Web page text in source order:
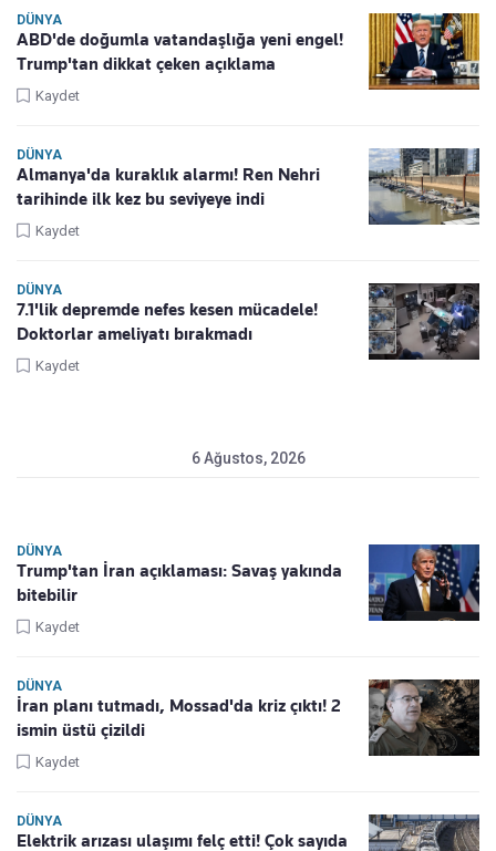
DÜNYA
ABD'de doğumla vatandaşlığa yeni engel!
Trump'tan dikkat çeken açıklama
Kaydet
DÜNYA
Almanya'da kuraklık alarmı! Ren Nehri
tarihinde ilk kez bu seviyeye indi
Kaydet
DÜNYA
7.1'lik depremde nefes kesen mücadele!
Doktorlar ameliyatı bırakmadı
Kaydet
6 Ağustos, 2026
DÜNYA
Trump'tan İran açıklaması: Savaş yakında
bitebilir
Kaydet
DÜNYA
İran planı tutmadı, Mossad'da kriz çıktı! 2
ismin üstü çizildi
Kaydet
DÜNYA
Elektrik arızası ulaşımı felç etti! Çok sayıda